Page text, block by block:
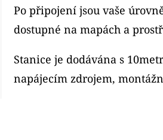
Po připojení jsou vaše
dostupné na mapách a
Stanice je dodávána s
napájecím zdrojem,